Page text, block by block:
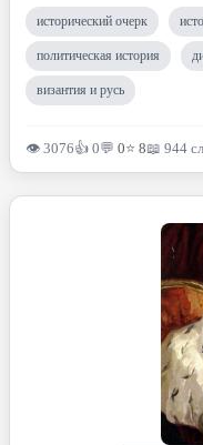
исторический очерк
политическая история
византия и русь
👁 3076👍 0💬 0⭐ 8📖 944